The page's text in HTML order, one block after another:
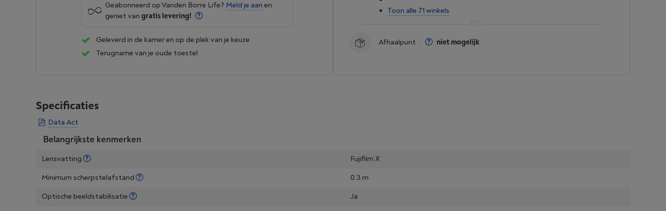
Geabonneerd op Vanden Borre Life? Meld je aan en
geniet van gratis levering!
Geleverd in de kamer en op de plek van je keuze
Terugname van je oude toestel
Toon alle 71 winkels
Afhaalpunt : niet mogelijk
Specificaties
Data Act
Belangrijkste kenmerken
Lensvatting
Fujifilm X
Minimum scherpstelafstand
0.3 m
Optische beeldstabilisatie
Ja